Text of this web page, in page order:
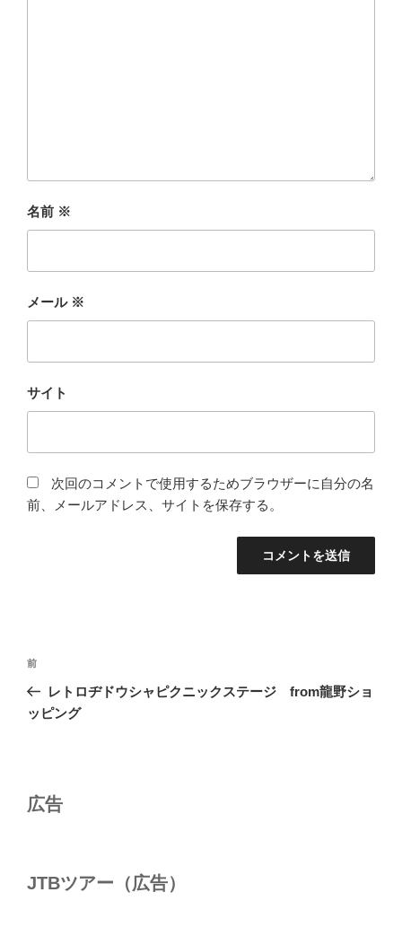
名前 ※
メール ※
サイト
次回のコメントで使用するためブラウザーに自分の名
前、メールアドレス、サイトを保存する。
投
ナ
シ
前
の
投
前
レトロヂドウシャピクニックステージ from龍野ショ
ッピング
広告
JTBツアー（広告）